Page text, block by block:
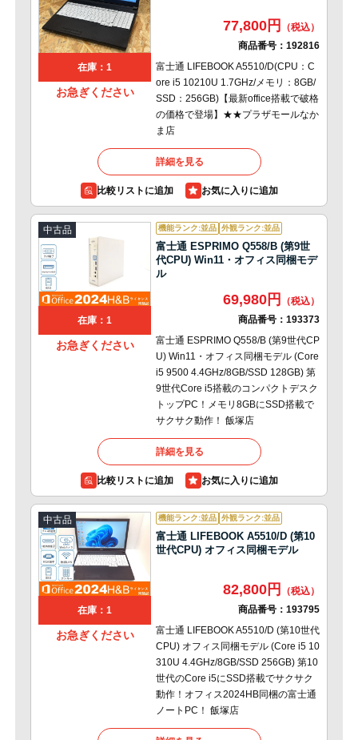
在庫：1
お急ぎください
77,800円
商品番号： 192816
富士通 LIFEBOOK A5510/D(CPU：C
ore i5 10210U 1.7GHz/メモリ：8GB/
SSD：256GB)【最新office搭載で破格
の価格で登場】★★プラザモールなか
ま店
詳細を見る
比較リストに追加
中古品
在庫：1
お急ぎください
機能ランク:並品 外観ランク:並品
富士通 ESPRIMO Q558/B (第9世
代CPU) Win11・オフィス同梱モデ
ル
69,980円
商品番号： 193373
富士通 ESPRIMO Q558/B (第9世代CP
U) Win11・オフィス同梱モデル (Core
i5 9500 4.4GHz/8GB/SSD 128GB) 第
9世代Core i5搭載のコンパクトデスク
トップPC！メモリ8GBにSSD搭載で
サクサク動作！ 飯塚店
詳細を見る
比較リストに追加
中古品
在庫：1
お急ぎください
機能ランク:並品 外観ランク:並品
富士通 LIFEBOOK A5510/D (第10
世代CPU) オフィス同梱モデル
82,800円
商品番号： 193795
富士通 LIFEBOOK A5510/D (第10世代
CPU) オフィス同梱モデル (Core i5 10
310U 4.4GHz/8GB/SSD 256GB) 第10
世代のCore i5にSSD搭載でサクサク
動作！オフィス2024HB同梱の富士通
ノートPC！ 飯塚店